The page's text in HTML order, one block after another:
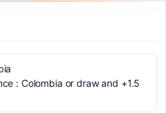
: Colombia or draw and +1.5